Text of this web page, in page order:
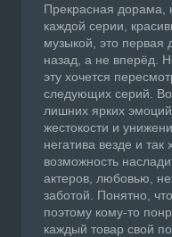
Прекрасная дорама,
каждой серии,
музыкой, это первая
назад, а не вперёд.
эту хочется
следующих серий.
лишних ярких
жестокости и
негатива везде и
возможность
актеров, любовью,
заботой. Понятно,
поэтому кому-то
каждый товар свой